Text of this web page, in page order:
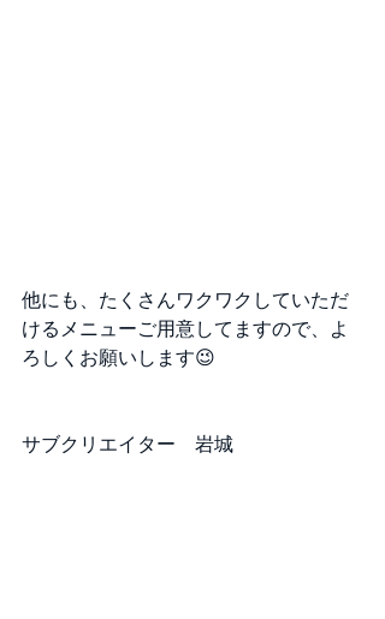
他にも、たくさんワクワクしていただ
けるメニューご用意してますので、よ
ろしくお願いします😉
サブクリエイター　岩城